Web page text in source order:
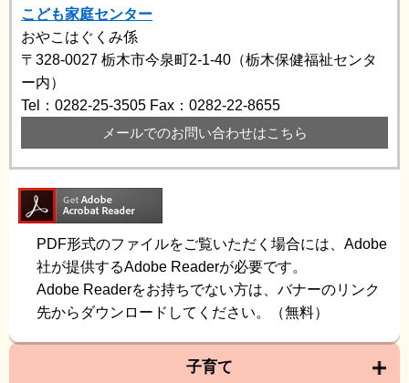
こども家庭センター
おやこはぐくみ係
〒328-0027 栃木市今泉町2-1-40（栃木保健福祉センタ
ー内）
Tel：0282-25-3505 Fax：0282-22-8655
メールでのお問い合わせはこちら
PDF形式のファイルをご覧いただく場合には、Adobe
社が提供するAdobe Readerが必要です。
Adobe Readerをお持ちでない方は、バナーのリンク
先からダウンロードしてください。（無料）
子育て